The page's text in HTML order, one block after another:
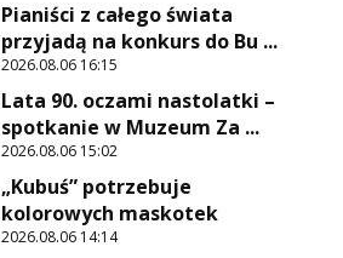
Pianiści z całego świata
przyjadą na konkurs do Bu ...
2026.08.06 16:15
Lata 90. oczami nastolatki –
spotkanie w Muzeum Za ...
2026.08.06 15:02
„Kubuś” potrzebuje
kolorowych maskotek
2026.08.06 14:14